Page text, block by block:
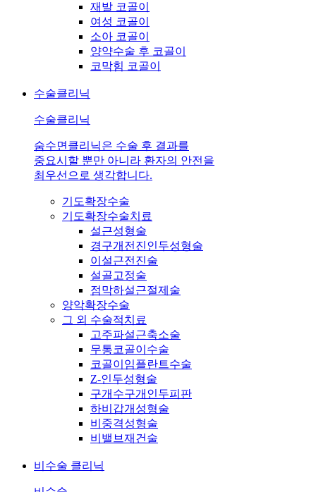
재발 코골이
여성 코골이
소아 코골이
양약수술 후 코골이
코막힘 코골이
수술클리닉
수술클리닉
숨수면클리닉은 수술 후 결과를
중요시할 뿐만 아니라 환자의 안전을
최우선으로 생각합니다.
기도확장수술
기도확장수술치료
설근성형술
경구개전진인두성형술
이설근전진술
설골고정술
점막하설근절제술
양악확장수술
그 외 수술적치료
고주파설근축소술
무통코골이수술
코골이임플란트수술
Z-인두성형술
구개수구개인두피판
하비갑개성형술
비중격성형술
비밸브재건술
비수술 클리닉